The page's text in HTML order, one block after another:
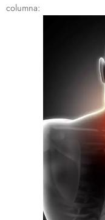
columna: